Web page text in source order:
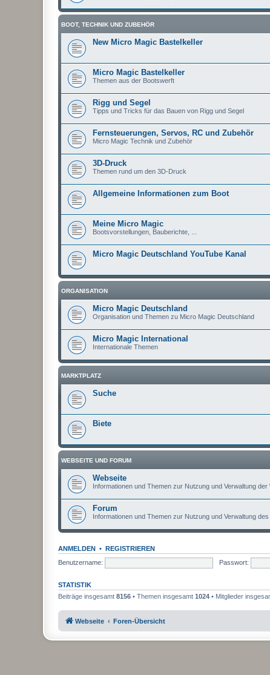
BOOT, TECHNIK UND ZUBEHÖR
New Micro Magic Bastelkeller
Micro Magic Bastelkeller
Themen aus der Bootswerft
Rigg und Segel
Tipps und Tricks für das Bauen von Rigg und Segel
Fernsteuerungen, Servos, RC und Zubehör
Micro Magic Technik und Zubehör
3D-Druck
Themen rund um den 3D-Druck
Allgemeine Informationen zum Boot
Meine Micro Magic
Bootsvorstellungen, Bauberichte, ...
Micro Magic Deutschland YouTube Kanal
ORGANISATION
Micro Magic Deutschland
Organisation und Themen zu Micro Magic Deutschland
Micro Magic International
Internationale Themen
MARKTPLATZ
Suche
Biete
WEBSEITE UND FORUM
Webseite
Informationen und Themen zur Nutzung und Verwaltung der
Forum
Informationen und Themen zur Nutzung und Verwaltung
ANMELDEN • REGISTRIEREN
Benutzername:
Passwort:
STATISTIK
Beiträge insgesamt 8156 • Themen insgesamt 1024 • Mitglieder
Webseite Foren-Übersicht